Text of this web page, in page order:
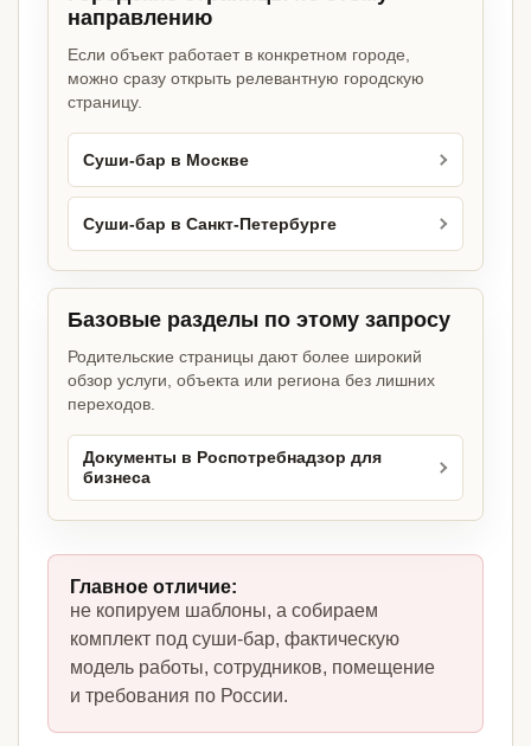
направлению
Если объект работает в конкретном городе,
можно сразу открыть релевантную городскую
страницу.
Суши-бар в Москве
Суши-бар в Санкт-Петербурге
Базовые разделы по этому запросу
Родительские страницы дают более широкий
обзор услуги, объекта или региона без лишних
переходов.
Документы в Роспотребнадзор для
бизнеса
Главное отличие:
не копируем шаблоны, а собираем
комплект под суши-бар, фактическую
модель работы, сотрудников, помещение
и требования по России.